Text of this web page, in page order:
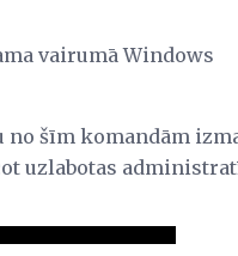
vairumā Windows
no šīm komandām
uzlabotas